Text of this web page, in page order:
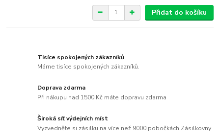
Přidat do košíku
Tisíce spokojených zákazníků
Máme tisíce spokojených zákazníků.
Doprava zdarma
Při nákupu nad 1500 Kč máte dopravu zdarma
Široká síť výdejních míst
Vyzvedněte si zásilku na více než 9000 pobočkách Zásilkovny